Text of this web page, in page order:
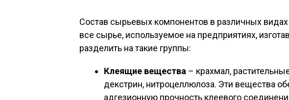
Состав сырьевых компонентов в различных
все сырье, используемое на предприятиях,
разделить на такие группы:
Клеящие вещества – крахмал,
декстрин, нитроцеллюлоза. Эти вещества
адгезионную прочность клеевого